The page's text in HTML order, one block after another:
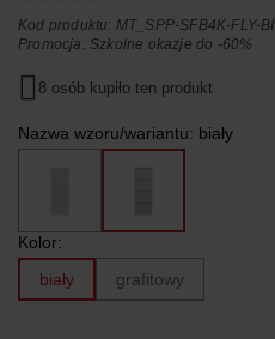
Kod produktu: MT_SPP-SFB4K-FLY-BI
Promocja: Szkolne okazje do -60%
8 osób kupiło ten produkt
Nazwa wzoru/wariantu: biały
Kolor:
biały
grafitowy